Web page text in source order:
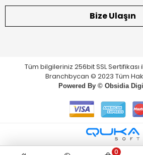
Bize Ulaşın
Tüm bilgileriniz 256bit SSL
Branchbycan © 2023 Tüm
Powered By © Obsidia
0